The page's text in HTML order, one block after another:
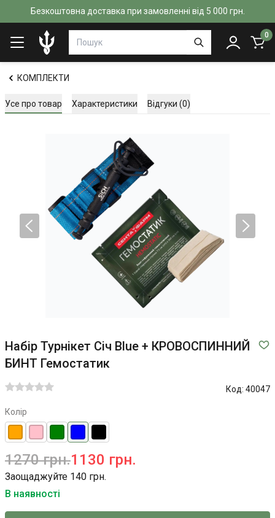
Безкоштовна доставка при замовленні від 5 000 грн.
0
КОМПЛЕКТИ
Усе про товар Характеристики Відгуки (0)
Набір Турнікет Січ Blue + КРОВОСПИННИЙ
БИНТ Гемостатик
Код: 40047
Колір
1270 грн.1130 грн.
Заощаджуйте 140 грн.
В наявності